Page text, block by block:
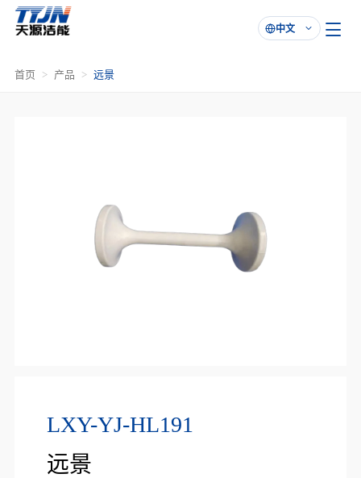

中文
首页 产品 远景
LXY-YJ-HL191
远景